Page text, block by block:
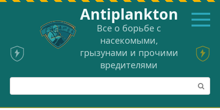
Перейти
Аntiplankton
Все о борьбе с
насекомыми,
грызунами и прочими
вредителями
Поиск: